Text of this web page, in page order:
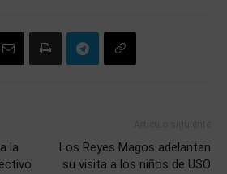
la
Los Reyes Magos adelantan
su visita a los niños de USO